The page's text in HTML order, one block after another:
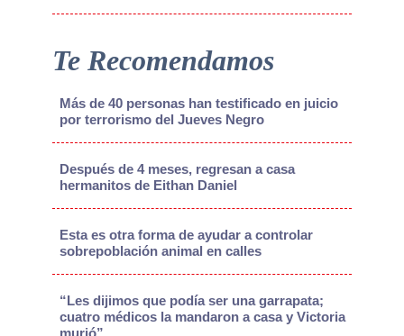
Te Recomendamos
Más de 40 personas han testificado en juicio
por terrorismo del Jueves Negro
Después de 4 meses, regresan a casa
hermanitos de Eithan Daniel
Esta es otra forma de ayudar a controlar
sobrepoblación animal en calles
“Les dijimos que podía ser una garrapata;
cuatro médicos la mandaron a casa y Victoria